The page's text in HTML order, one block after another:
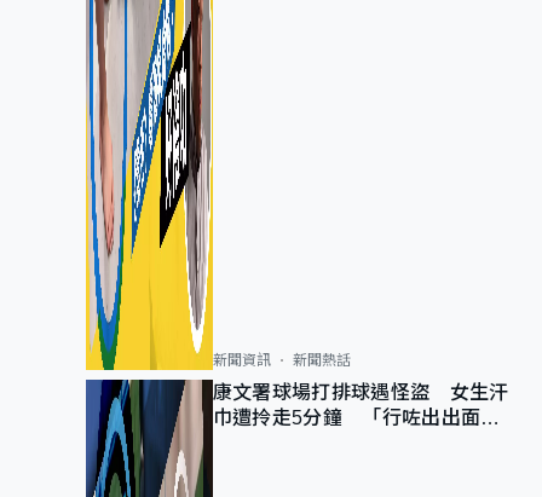
新聞資訊 新聞熱話
康文署球場打排球遇怪盜 女生汗
巾遭拎走5分鐘 「行咗出出面唔